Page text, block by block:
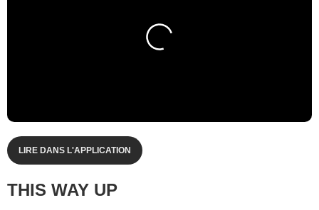
LIRE DANS L'APPLICATION
THIS WAY UP